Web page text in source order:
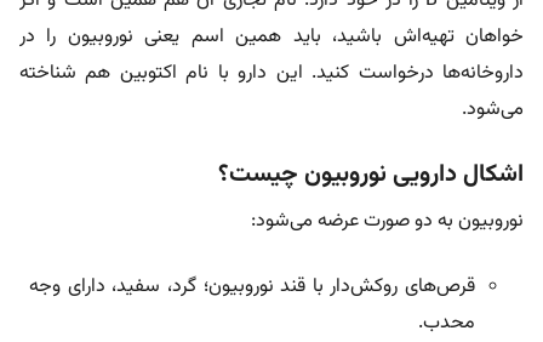
خواهان تهیه‌اش باشید، باید همین اسم یعنی نوروبیون را در
داروخانه‌ها درخواست کنید. این دارو با نام اکتوبین هم شناخته
می‌شود.
اشکال دارویی نوروبیون چیست؟
نوروبیون به دو صورت عرضه می‌شود:
قرص‌های روکش‌دار با قند نوروبیون؛ گرد، سفید، دارای وجه
محدب.